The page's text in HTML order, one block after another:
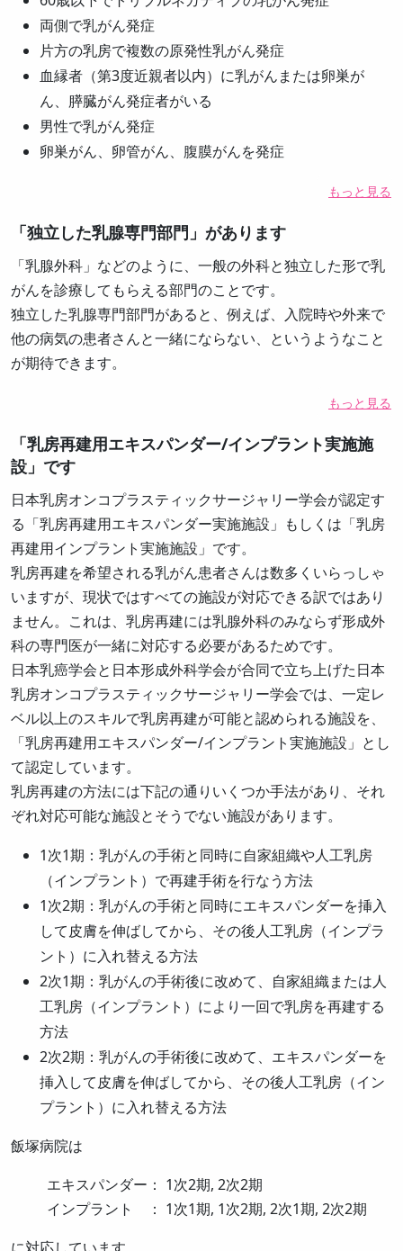
両側で乳がん発症
片方の乳房で複数の原発性乳がん発症
血縁者（第3度近親者以内）に乳がんまたは卵巣が
ん、膵臓がん発症者がいる
男性で乳がん発症
卵巣がん、卵管がん、腹膜がんを発症
もっと見る
「独立した乳腺専門部門」があります
「乳腺外科」などのように、一般の外科と独立した形で乳
がんを診療してもらえる部門のことです。
独立した乳腺専門部門があると、例えば、入院時や外来で
他の病気の患者さんと一緒にならない、というようなこと
が期待できます。
もっと見る
「乳房再建用エキスパンダー/インプラント実施施
設」です
日本乳房オンコプラスティックサージャリー学会が認定す
る「乳房再建用エキスパンダー実施施設」もしくは「乳房
再建用インプラント実施施設」です。
乳房再建を希望される乳がん患者さんは数多くいらっしゃ
いますが、現状ではすべての施設が対応できる訳ではあり
ません。これは、乳房再建には乳腺外科のみならず形成外
科の専門医が一緒に対応する必要があるためです。
日本乳癌学会と日本形成外科学会が合同で立ち上げた日本
乳房オンコプラスティックサージャリー学会では、一定レ
ベル以上のスキルで乳房再建が可能と認められる施設を、
「乳房再建用エキスパンダー/インプラント実施施設」とし
て認定しています。
乳房再建の方法には下記の通りいくつか手法があり、それ
ぞれ対応可能な施設とそうでない施設があります。
1次1期：乳がんの手術と同時に自家組織や人工乳房
（インプラント）で再建手術を行なう方法
1次2期：乳がんの手術と同時にエキスパンダーを挿入
して皮膚を伸ばしてから、その後人工乳房（インプラ
ント）に入れ替える方法
2次1期：乳がんの手術後に改めて、自家組織または人
工乳房（インプラント）により一回で乳房を再建する
方法
2次2期：乳がんの手術後に改めて、エキスパンダーを
挿入して皮膚を伸ばしてから、その後人工乳房（イン
プラント）に入れ替える方法
飯塚病院は
エキスパンダー： 1次2期, 2次2期
インプラント ： 1次1期, 1次2期, 2次1期, 2次2期